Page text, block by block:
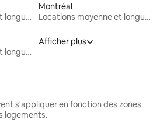
Locations moyenne et longue durée
Montréal
Locations moyenne et longue durée
Locations moyenne et longue durée
Afficher plus
s'appliquer en fonction des zones
logements.